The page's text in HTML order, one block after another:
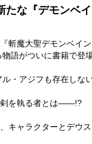
たな『デモンベ
斬魔大聖デモンベイ
語がついに書籍で登場
・アジフも存在しな
剣を執る者とは――!?
キャラクターとデウ